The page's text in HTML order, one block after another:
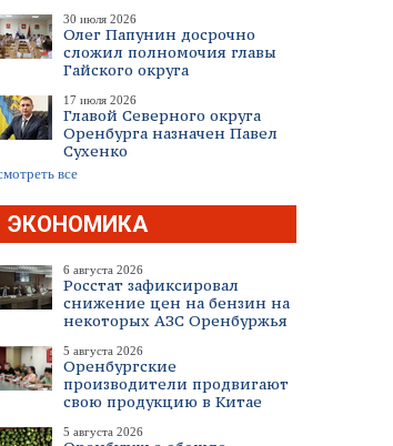
30 июля 2026
Олег Папунин досрочно
сложил полномочия главы
Гайского округа
17 июля 2026
Главой Северного округа
Оренбурга назначен Павел
Сухенко
все
ЭКОНОМИКА
6 августа 2026
Росстат зафиксировал
снижение цен на бензин на
некоторых АЗС Оренбуржья
5 августа 2026
Оренбургские
производители продвигают
свою продукцию в Китае
5 августа 2026